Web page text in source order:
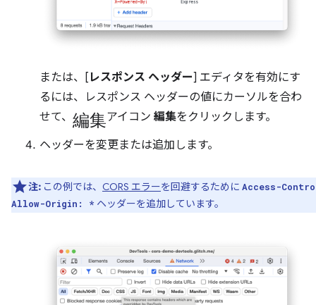
または、[ レスポンス ヘッダー] エディタを有効にす
るには、レスポンス ヘッダーの値にカーソルを合わ
せて、 編集アイコン 編集をクリックします。
ヘッダーを変更または追加します。
注: この例では、 CORS エラーを回避するために Access-
Allow-Origin: * ヘッダーを追加しています。